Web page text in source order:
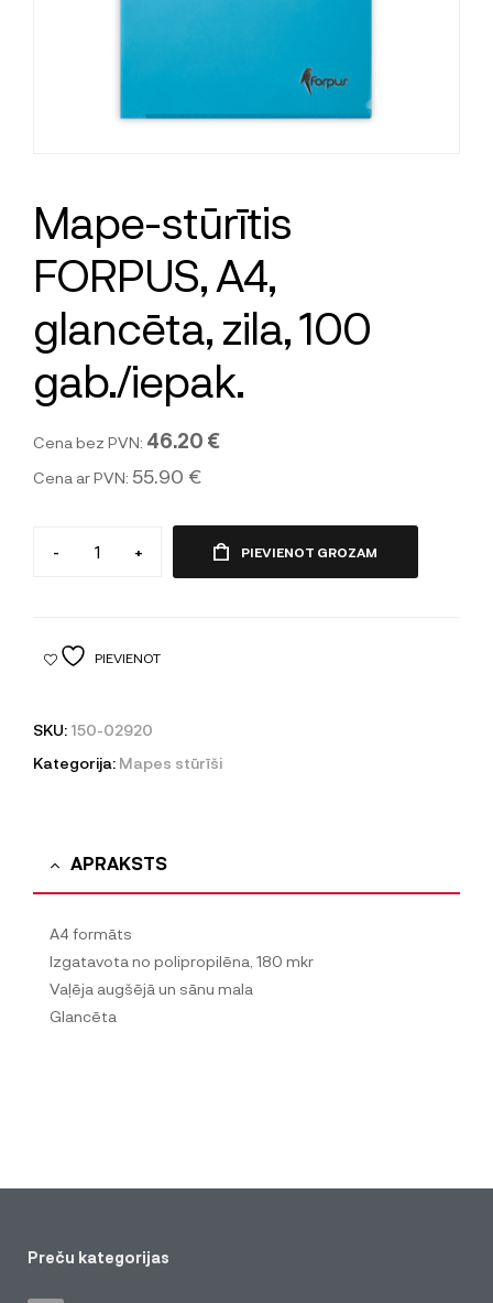
Mape-stūrītis
FORPUS, A4,
glancēta, zila, 100
gab./iepak.
Cena bez PVN: 46.20 €
Cena ar PVN: 55.90 €
- + PIEVIENOT GROZAM
PIEVIENOT
SKU: 150-02920
Kategorija: Mapes stūrīši
APRAKSTS
A4 formāts
Izgatavota no polipropilēna, 180 mkr
Vaļēja augšējā un sānu mala
Glancēta
Preču kategorijas